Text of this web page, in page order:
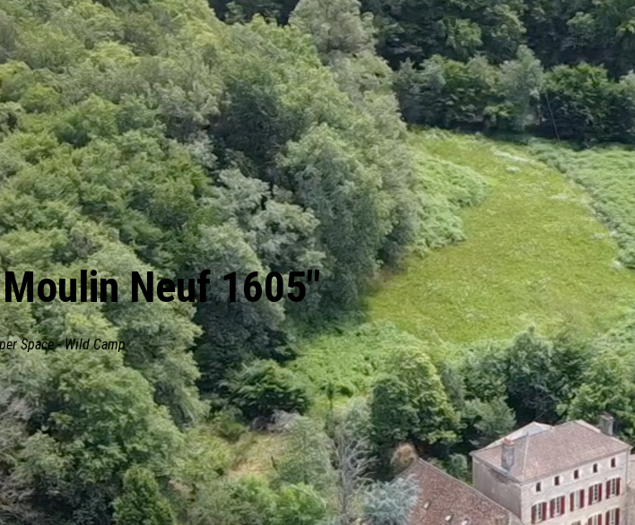
Neuf 1605"
Space - Wild Camp